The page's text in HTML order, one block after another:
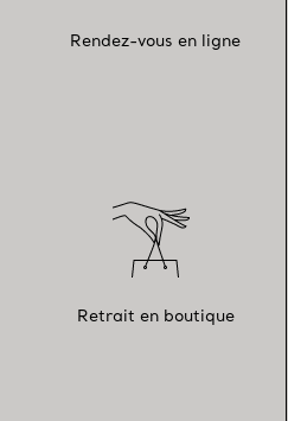
Rendez-vous en ligne
Retrait en boutique